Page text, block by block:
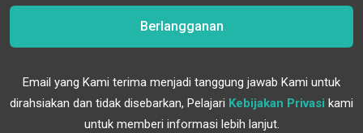
Berlangganan
Email yang Kami terima menjadi tanggung jawab Kami untuk
dirahsiakan dan tidak disebarkan, Pelajari Kebijakan Privasi kami
untuk memberi informasi lebih lanjut.